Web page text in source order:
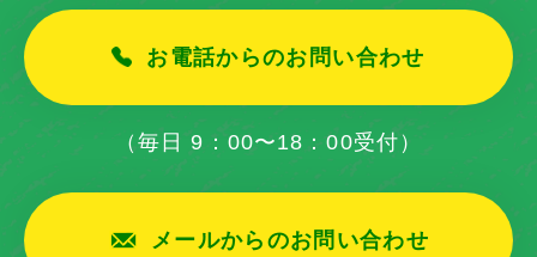
お電話からのお問い合わせ
（毎日 9：00〜18：00受付）
メールからのお問い合わせ